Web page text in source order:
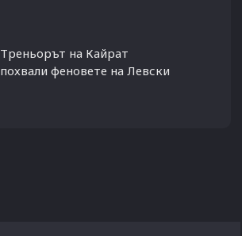
Треньорът на Кайрат
похвали феновете на Левски